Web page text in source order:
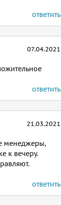
ответить
07.04.2021
ответить
21.03.2021
менеджеры,
к вечеру.
ответить